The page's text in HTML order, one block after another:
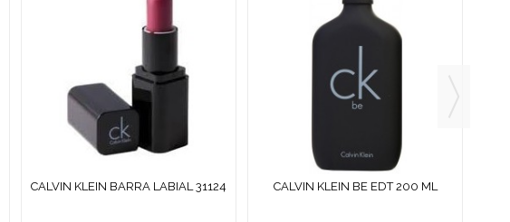
CALVIN KLEIN BARRA LABIAL 31124
CALVIN KLEIN BE EDT 200 ML